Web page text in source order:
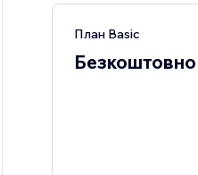
План Basic
Безкоштовно